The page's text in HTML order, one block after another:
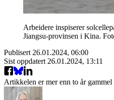
Arbeidere inspiserer
Jiangsu-provinsen i Kina.
Publisert 26.01.2024, 06:00
Sist oppdatert 26.01.2024, 13:11
Artikkelen er mer enn to år gammel